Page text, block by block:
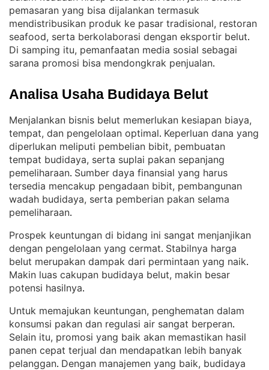
pemasaran yang bisa dijalankan termasuk
mendistribusikan produk ke pasar tradisional, restoran
seafood, serta berkolaborasi dengan eksportir belut
Di samping itu, pemanfaatan media sosial sebagai
sarana promosi bisa mendongkrak penjualan.
Analisa Usaha Budidaya Belut
Menjalankan bisnis belut memerlukan kesiapan biaya,
tempat, dan pengelolaan optimal. Keperluan dana yang
diperlukan meliputi pembelian bibit, pembuatan
tempat budidaya, serta suplai pakan sepanjang
pemeliharaan. Sumber daya finansial yang harus
tersedia mencakup pengadaan bibit, pembangunan
wadah budidaya, serta pemberian pakan selama
pemeliharaan.
Prospek keuntungan di bidang ini sangat menjanjikan
dengan pengelolaan yang cermat. Stabilnya harga
belut merupakan dampak dari permintaan yang naik
Makin luas cakupan budidaya belut, makin besar
potensi hasilnya.
Untuk memajukan keuntungan, penghematan dalam
konsumsi pakan dan regulasi air sangat berperan
Selain itu, promosi yang baik akan memastikan hasil
panen cepat terjual dan mendapatkan lebih banyak
pelanggan. Dengan manajemen yang baik, budidaya